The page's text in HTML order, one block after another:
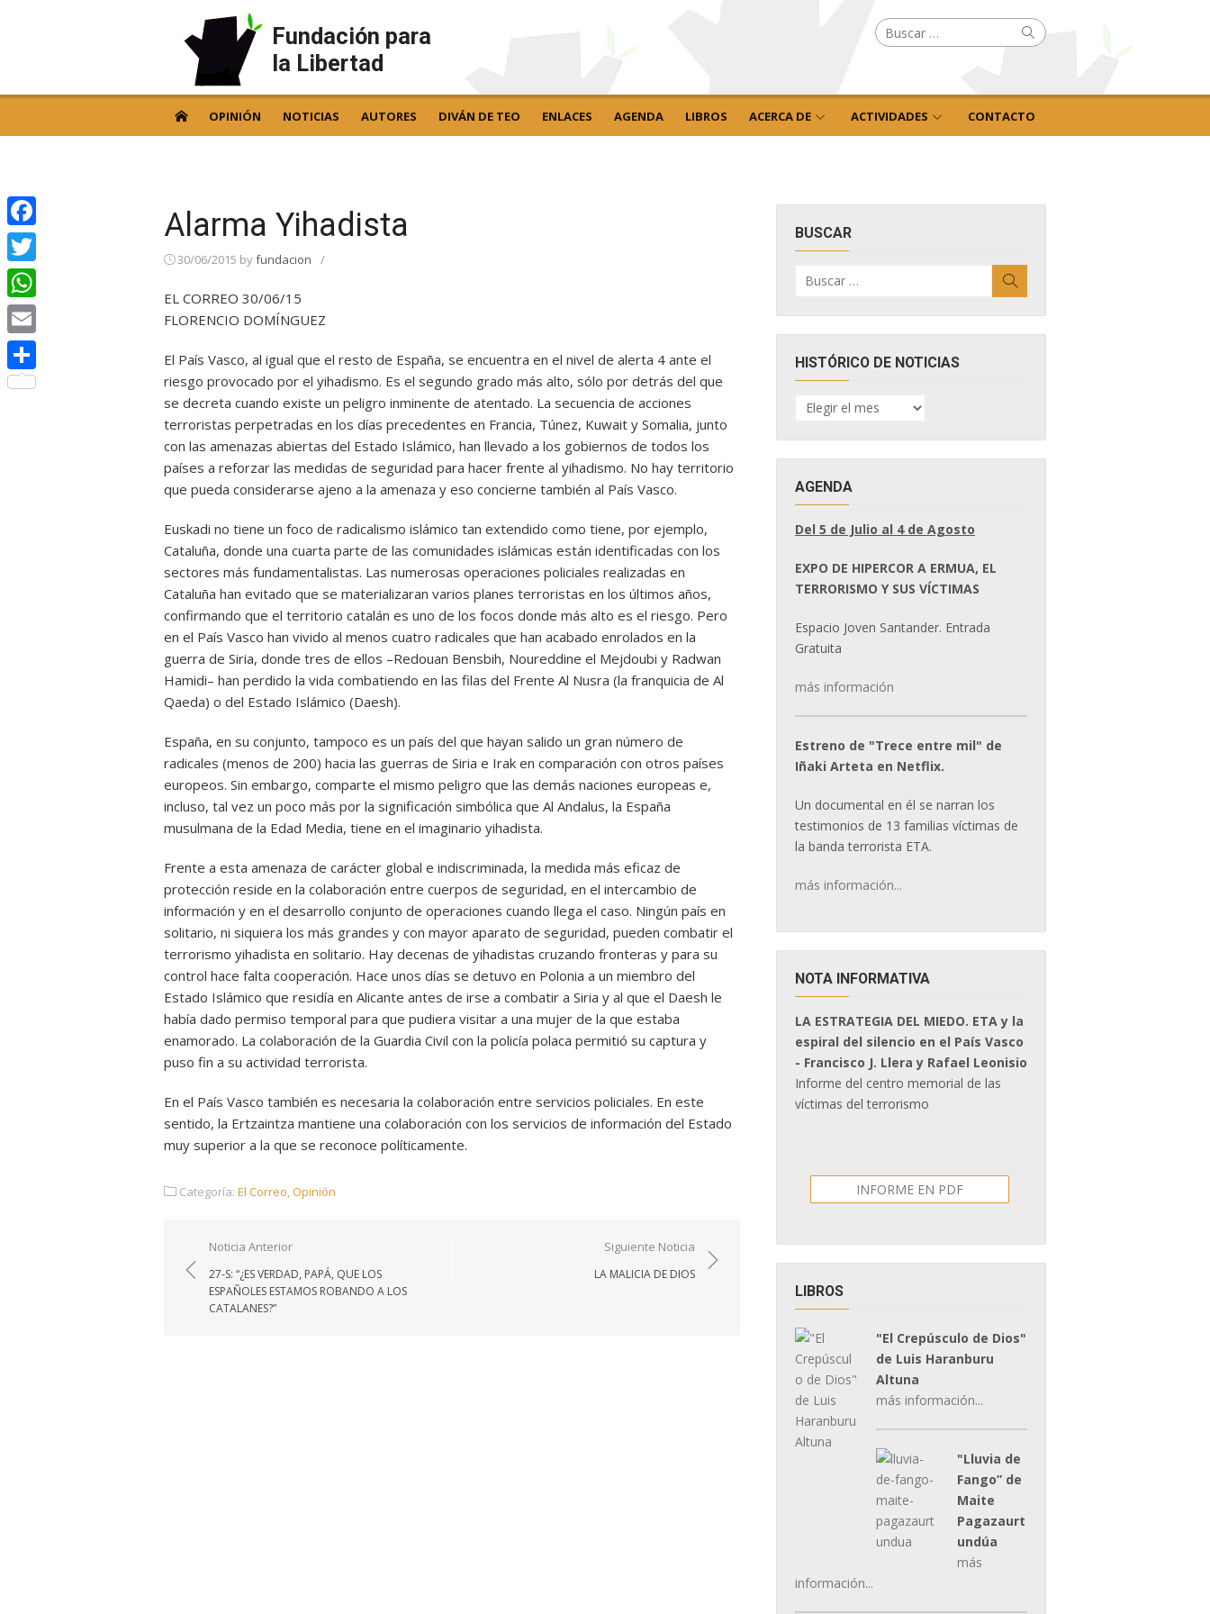
Fundación para
la Libertad
Buscar
por: Buscar
OPINIÓN NOTICIAS AUTORES DIVÁN DE TEO ENLACES AGENDA LIBROS ACERCA DE ACTIVIDADES CONTACTO
Alarma Yihadista
30/06/2015 byfundacion /
EL CORREO 30/06/15
FLORENCIO DOMÍNGUEZ
El País Vasco, al igual que el resto de España, se encuentra en el nivel de alerta 4 ante el
riesgo provocado por el yihadismo. Es el segundo grado más alto, sólo por detrás del que
se decreta cuando existe un peligro inminente de atentado. La secuencia de acciones
terroristas perpetradas en los días precedentes en Francia, Túnez, Kuwait y Somalia, junto
con las amenazas abiertas del Estado Islámico, han llevado a los gobiernos de todos los
países a reforzar las medidas de seguridad para hacer frente al yihadismo. No hay territorio
que pueda considerarse ajeno a la amenaza y eso concierne también al País Vasco.
Euskadi no tiene un foco de radicalismo islámico tan extendido como tiene, por ejemplo,
Cataluña, donde una cuarta parte de las comunidades islámicas están identificadas con los
sectores más fundamentalistas. Las numerosas operaciones policiales realizadas en
Cataluña han evitado que se materializaran varios planes terroristas en los últimos años,
confirmando que el territorio catalán es uno de los focos donde más alto es el riesgo. Pero
en el País Vasco han vivido al menos cuatro radicales que han acabado enrolados en la
guerra de Siria, donde tres de ellos –Redouan Bensbih, Noureddine el Mejdoubi y Radwan
Hamidi– han perdido la vida combatiendo en las filas del Frente Al Nusra (la franquicia de Al
Qaeda) o del Estado Islámico (Daesh).
España, en su conjunto, tampoco es un país del que hayan salido un gran número de
radicales (menos de 200) hacia las guerras de Siria e Irak en comparación con otros países
europeos. Sin embargo, comparte el mismo peligro que las demás naciones europeas e,
incluso, tal vez un poco más por la significación simbólica que Al Andalus, la España
musulmana de la Edad Media, tiene en el imaginario yihadista.
Frente a esta amenaza de carácter global e indiscriminada, la medida más eficaz de
protección reside en la colaboración entre cuerpos de seguridad, en el intercambio de
información y en el desarrollo conjunto de operaciones cuando llega el caso. Ningún país en
solitario, ni siquiera los más grandes y con mayor aparato de seguridad, pueden combatir el
terrorismo yihadista en solitario. Hay decenas de yihadistas cruzando fronteras y para su
control hace falta cooperación. Hace unos días se detuvo en Polonia a un miembro del
Estado Islámico que residía en Alicante antes de irse a combatir a Siria y al que el Daesh le
había dado permiso temporal para que pudiera visitar a una mujer de la que estaba
enamorado. La colaboración de la Guardia Civil con la policía polaca permitió su captura y
puso fin a su actividad terrorista.
En el País Vasco también es necesaria la colaboración entre servicios policiales. En este
sentido, la Ertzaintza mantiene una colaboración con los servicios de información del Estado
muy superior a la que se reconoce políticamente.
Categoría: El Correo,Opinión
Navegación
de
entradas
Noticia Anterior
27-S: “¿ES VERDAD, PAPÁ, QUE LOS
ESPAÑOLES ESTAMOS ROBANDO A LOS
CATALANES?”
Siguiente Noticia
LA MALICIA DE DIOS
BUSCAR
por:
HISTÓRICO DE NOTICIAS
HISTÓRICO
DE
AGENDA
Del 5 de Julio al 4 de Agosto
EXPO DE HIPERCOR A ERMUA, EL
TERRORISMO Y SUS VÍCTIMAS
Espacio Joven Santander. Entrada
Gratuita
más información
Estreno de "Trece entre mil" de
Iñaki Arteta en Netflix.
Un documental en él se narran los
testimonios de 13 familias víctimas de
la banda terrorista ETA.
más información...
NOTA INFORMATIVA
LA ESTRATEGIA DEL MIEDO. ETA y la
espiral del silencio en el País Vasco
- Francisco J. Llera y Rafael Leonisio
Informe del centro memorial de las
víctimas del terrorismo
INFORME EN PDF
LIBROS
"El Crepúsculo de Dios"
de Luis Haranburu
Altuna
más información...
"Lluvia de
Fango” de
Maite
Pagazaurt
undúa
más
información...
Facebook
Twitter
WhatsApp
Email
Compartir